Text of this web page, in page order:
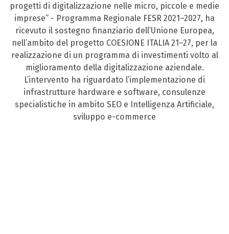
progetti di digitalizzazione nelle micro, piccole e medie
imprese” - Programma Regionale FESR 2021–2027, ha
ricevuto il sostegno finanziario dell’Unione Europea,
nell’ambito del progetto COESIONE ITALIA 21–27, per la
realizzazione di un programma di investimenti volto al
miglioramento della digitalizzazione aziendale.
L’intervento ha riguardato l’implementazione di
infrastrutture hardware e software, consulenze
specialistiche in ambito SEO e Intelligenza Artificiale,
sviluppo e-commerce